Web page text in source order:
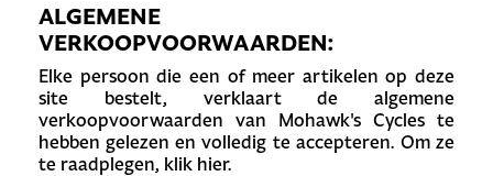
ALGEMENE
VERKOOPVOORWAARDEN:
Elke persoon die een of meer artikelen op deze
site bestelt, verklaart de algemene
verkoopvoorwaarden van Mohawk's Cycles te
hebben gelezen en volledig te accepteren. Om ze
te raadplegen, klik hier.